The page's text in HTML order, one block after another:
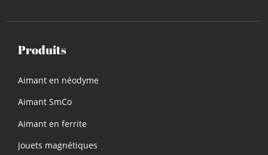
Produits
Aimant en néodyme
Aimant SmCo
Aimant en ferrite
Jouets magnétiques